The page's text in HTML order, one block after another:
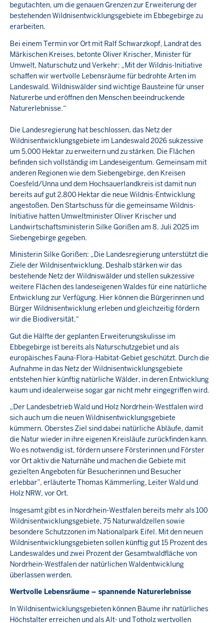
begutachten, um die genauen Grenzen zur Erweiterung der
bestehenden Wildnisentwicklungsgebiete im Ebbegebirge zu
erarbeiten.
Bei einem Termin vor Ort mit Ralf Schwarzkopf, Landrat des
Märkischen Kreises, betonte Oliver Krischer, Minister für
Umwelt, Naturschutz und Verkehr: „Mit der Wildnis-Initiative
schaffen wir wertvolle Lebensräume für bedrohte Arten im
Landeswald. Wildniswälder sind wichtige Bausteine für unser
Naturerbe und eröffnen den Menschen beeindruckende
Naturerlebnisse.“
Die Landesregierung hat beschlossen, das Netz der
Wildnisentwicklungsgebiete im Landeswald 2026 sukzessive
um 5.000 Hektar zu erweitern und zu stärken. Die Flächen
befinden sich vollständig im Landeseigentum. Gemeinsam mit
anderen Regionen wie dem Siebengebirge, den Kreisen
Coesfeld/Unna und dem Hochsauerlandkreis ist damit nun
bereits auf gut 2.800 Hektar die neue Wildnis-Entwicklung
angestoßen. Den Startschuss für die gemeinsame Wildnis-
Initiative hatten Umweltminister Oliver Krischer und
Landwirtschaftsministerin Silke Gorißen am 8. Juli 2025 im
Siebengebirge gegeben.
Ministerin Silke Gorißen: „Die Landesregierung unterstützt die
Ziele der Wildnisentwicklung. Deshalb stärken wir das
bestehende Netz der Wildniswälder und stellen sukzessive
weitere Flächen des landeseigenen Waldes für eine natürliche
Entwicklung zur Verfügung. Hier können die Bürgerinnen und
Bürger Wildnisentwicklung erleben und gleichzeitig fördern
wir die Biodiversität.“
Gut die Hälfte der geplanten Erweiterungskulisse im
Ebbegebirge ist bereits als Naturschutzgebiet und als
europäisches Fauna-Flora-Habitat-Gebiet geschützt. Durch die
Aufnahme in das Netz der Wildnisentwicklungsgebiete
entstehen hier künftig natürliche Wälder, in deren Entwicklung
kaum und idealerweise sogar gar nicht mehr eingegriffen wird.
„Der Landesbetrieb Wald und Holz Nordrhein-Westfalen wird
sich auch um die neuen Wildnisentwicklungsgebiete
kümmern. Oberstes Ziel sind dabei natürliche Abläufe, damit
die Natur wieder in ihre eigenen Kreisläufe zurückfinden kann.
Wo es notwendig ist, fördern unsere Försterinnen und Förster
vor Ort aktiv die Naturnähe und machen die Gebiete mit
gezielten Angeboten für Besucherinnen und Besucher
erlebbar”, erläuterte Thomas Kämmerling, Leiter Wald und
Holz NRW, vor Ort.
Insgesamt gibt es in Nordrhein-Westfalen bereits mehr als 100
Wildnisentwicklungsgebiete, 75 Naturwaldzellen sowie
besondere Schutzzonen im Nationalpark Eifel. Mit den neuen
Wildnisentwicklungsgebieten sollen künftig gut 15 Prozent des
Landeswaldes und zwei Prozent der Gesamtwaldfläche von
Nordrhein-Westfalen der natürlichen Waldentwicklung
überlassen werden.
Wertvolle Lebensräume – spannende Naturerlebnisse
In Wildnisentwicklungsgebieten können Bäume ihr natürliches
Höchstalter erreichen und als Alt- und Totholz wertvollen